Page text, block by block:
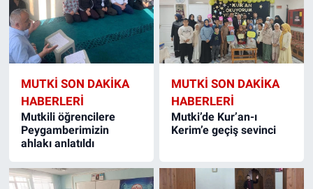
MUTKI SON DAKIKA
HABERLERI
Mutkili öğrencilere
Peygamberimizin
ahlakı anlatıldı
MUTKI SON DAKIKA
HABERLERI
Mutki’de Kur’an-ı
Kerim’e geçiş sevinci